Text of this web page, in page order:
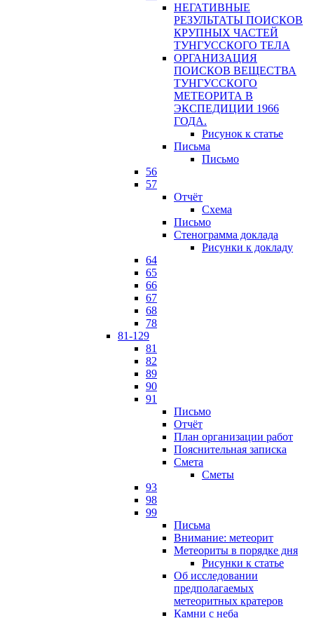
НЕГАТИВНЫЕ
РЕЗУЛЬТАТЫ ПОИСКОВ
КРУПНЫХ ЧАСТЕЙ
ТУНГУССКОГО ТЕЛА
ОРГАНИЗАЦИЯ
ПОИСКОВ ВЕЩЕСТВА
ТУНГУССКОГО
МЕТЕОРИТА В
ЭКСПЕДИЦИИ 1966
ГОДА.
Рисунок к статье
Письма
Письмо
56
57
Отчёт
Схема
Письмо
Стенограмма доклада
Рисунки к докладу
64
65
66
67
68
78
81-129
81
82
89
90
91
Письмо
Отчёт
План организации работ
Пояснительная записка
Смета
Сметы
93
98
99
Письма
Внимание: метеорит
Метеориты в порядке дня
Рисунки к статье
Об исследовании
предполагаемых
метеоритных кратеров
Камни с неба